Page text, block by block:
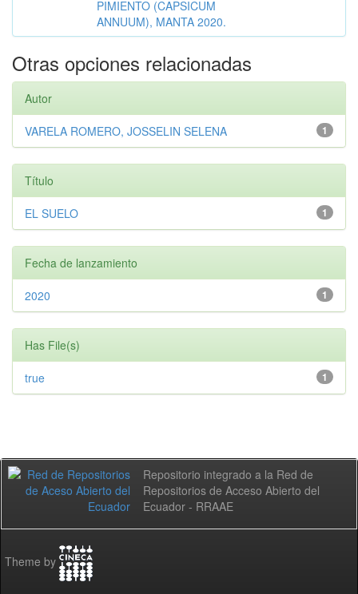
PIMIENTO (CAPSICUM
ANNUUM), MANTA 2020.
Otras opciones relacionadas
Autor
1
VARELA ROMERO, JOSSELIN SELENA
Título
1
EL SUELO
Fecha de lanzamiento
1
2020
Has File(s)
1
true
Repositorio integrado a la Red de
Repositorios de Acceso Abierto del
Ecuador - RRAAE
Theme by